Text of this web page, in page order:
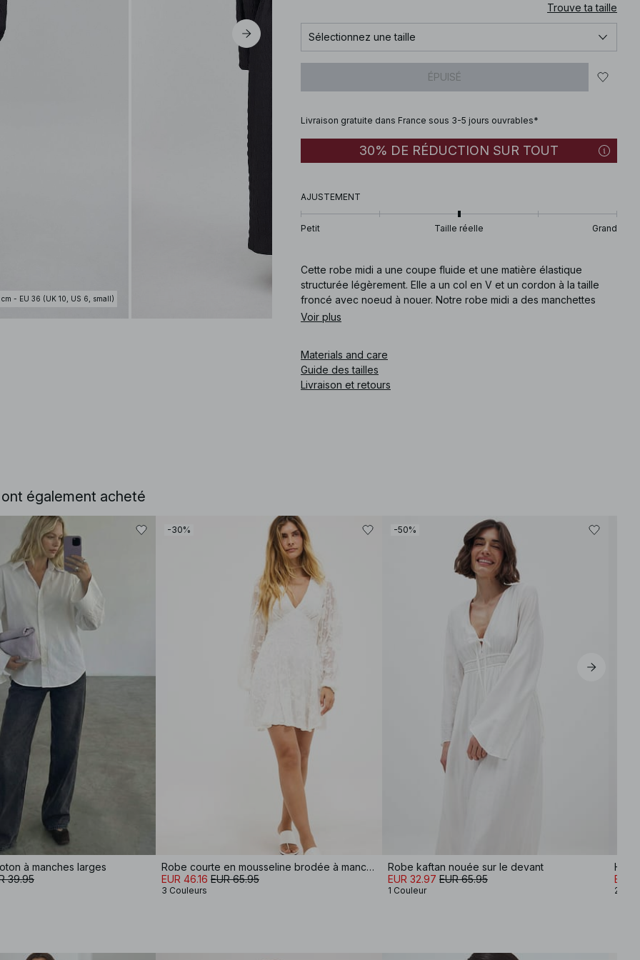
cm - EU 36 (UK 10, US 6, small)
Trouve ta taille
Sélectionnez une taille
ÉPUISÉ
Livraison gratuite dans France sous 3-5 jours ouvrables*
30% DE RÉDUCTION SUR TOUT
AJUSTEMENT
Petit Taille réelle Grand
Cette robe midi a une coupe fluide et une matière élastique
structurée légèrement. Elle a un col en V et un cordon à la taille
froncé avec noeud à nouer. Notre robe midi a des manchettes
élastiques. Cette robe midi est disponible en noire.
Voir plus
Materials and care
Guide des tailles
Livraison et retours
également acheté
à manches larges
39.95
-30%
Robe courte en mousseline brodée à manches longues
EUR 46.16 EUR 65.95
3 Couleurs
-50%
Robe kaftan nouée sur le devant
EUR 32.97 EUR 65.95
1 Couleur
Haut
EUR
2